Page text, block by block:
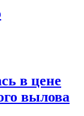
в цене
вылова